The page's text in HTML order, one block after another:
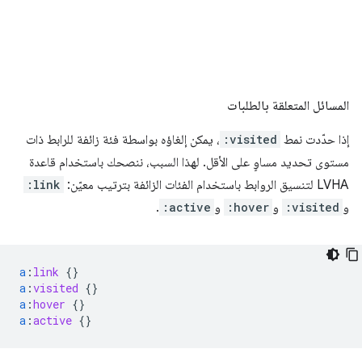
المسائل المتعلقة بالطلبات
إذا حدّدت نمط :visited ، يمكن إلغاؤه بواسطة فئة زائفة للرابط ذات
مستوى تحديد مساوٍ على الأقل. لهذا السبب، ننصحك باستخدام قاعدة
LVHA لتنسيق الروابط باستخدام الفئات الزائفة بترتيب معيّن:
:link
و :visited و :hover و :active
.
a : link {}
a :visited {}
a :hover {}
a :active {}